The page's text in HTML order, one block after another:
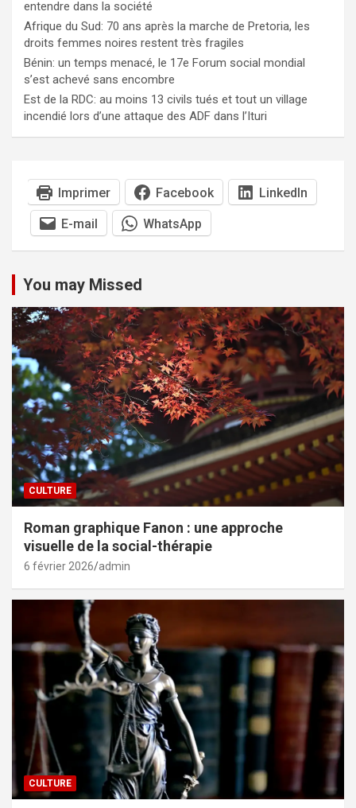
entendre dans la société
Afrique du Sud: 70 ans après la marche de Pretoria, les
droits femmes noires restent très fragiles
Bénin: un temps menacé, le 17e Forum social mondial
s’est achevé sans encombre
Est de la RDC: au moins 13 civils tués et tout un village
incendié lors d’une attaque des ADF dans l’Ituri
Imprimer Facebook LinkedIn
E-mail WhatsApp
You may Missed
CULTURE
Roman graphique Fanon : une approche
visuelle de la social-thérapie
6 février 2026 admin
CULTURE